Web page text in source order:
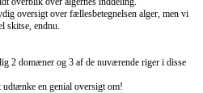
oversigt over fællesbetegnelsen alger, men vi
skitse, endnu.
2 domæner og 3 af de nuværende riger i disse
en genial oversigt om!